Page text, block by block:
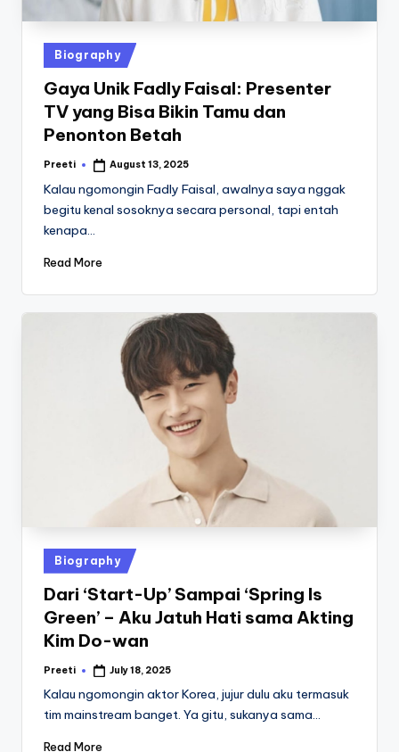
Posted
in
Biography
Gaya Unik Fadly Faisal: Presenter
TV yang Bisa Bikin Tamu dan
Penonton Betah
Posted
Preeti August 13, 2025
Kalau ngomongin Fadly Faisal, awalnya saya nggak
begitu kenal sosoknya secara personal, tapi entah
kenapa…
Read More
Posted
in
Biography
Dari ‘Start-Up’ Sampai ‘Spring Is
Green’ – Aku Jatuh Hati sama Akting
Kim Do-wan
Posted
Preeti July 18, 2025
Kalau ngomongin aktor Korea, jujur dulu aku termasuk
tim mainstream banget. Ya gitu, sukanya sama…
Read More